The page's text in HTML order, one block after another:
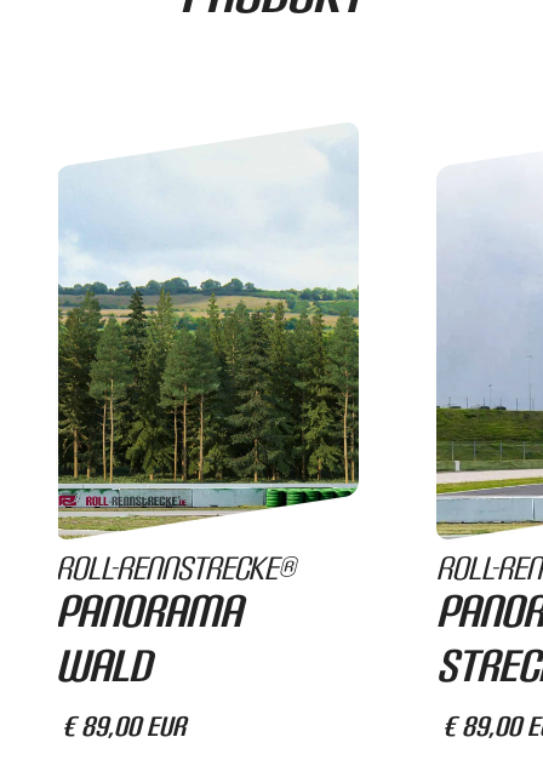
Roll-Rennstrecke®
Panorama
Wald
€ 89,00 EUR
Roll-
€ 89,00